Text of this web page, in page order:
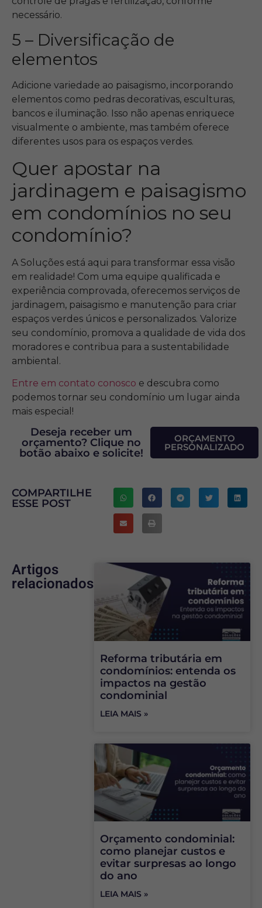
necessário.
5 – Diversificação de
elementos
Adicione variedade ao paisagismo, incorporando
elementos como pedras decorativas, esculturas,
bancos e iluminação. Isso não apenas enriquece
visualmente o ambiente, mas também oferece
diferentes usos para os espaços verdes.
Quer apostar na
jardinagem e paisagismo
em condomínios no seu
condomínio?
A Soluções está aqui para transformar essa visão
em realidade! Com uma equipe qualificada e
experiência comprovada, oferecemos serviços de
jardinagem, paisagismo e manutenção para criar
espaços verdes únicos e personalizados. Valorize
seu condomínio, promova a qualidade de vida dos
moradores e contribua para a sustentabilidade
ambiental.
Entre em contato conosco e descubra como
podemos tornar seu condomínio um lugar ainda
mais especial!
Deseja receber um
orçamento? Clique no
botão abaixo e solicite!
ORÇAMENTO
PERSONALIZADO
COMPARTILHE
ESSE POST
Artigos
relacionados
Reforma tributária em
condomínios: entenda os
impactos na gestão
condominial
LEIA MAIS »
Orçamento condominial:
como planejar custos e
evitar surpresas ao longo
do ano
LEIA MAIS »